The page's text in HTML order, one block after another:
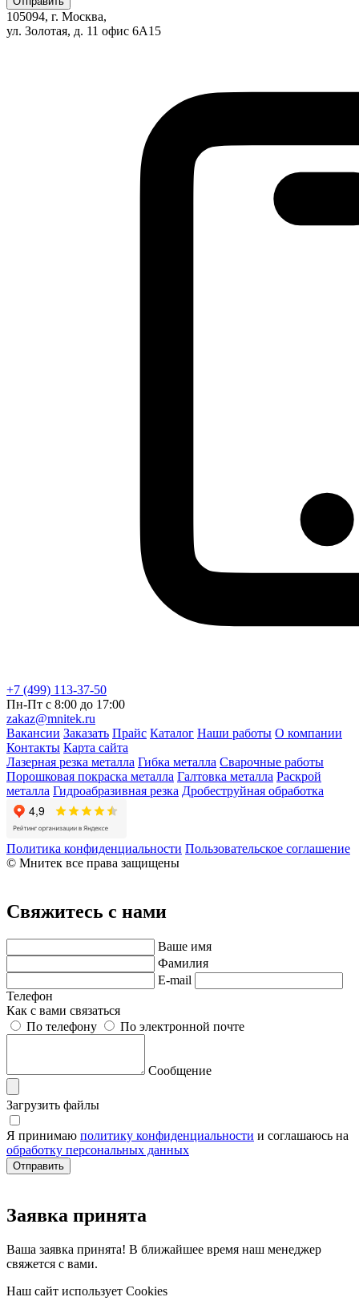
105094, г. Москва,
ул. Золотая, д. 11 офис 6А15
+7 (499) 113-37-50
Пн-Пт с 8:00 до 17:00
zakaz@mnitek.ru
Вакансии Заказать Прайс Каталог Наши работы О компании
Контакты Карта сайта
Лазерная резка металла Гибка металла Сварочные работы
Порошковая покраска металла Галтовка металла Раскрой
металла Гидроабразивная резка Дробеструйная обработка
Политика конфиденциальности Пользовательское соглашение
© Мнитек все права защищены
Свяжитесь с нами
Ваше имя
Фамилия
E-mail
Телефон
Как с вами связаться
По телефону
По электронной почте
Сообщение
Загрузить файлы
Я принимаю политику конфиденциальности и соглашаюсь на
обработку персональных данных
Заявка принята
Ваша заявка принята! В ближайшее время наш менеджер
свяжется с вами.
Наш сайт использует Cookies